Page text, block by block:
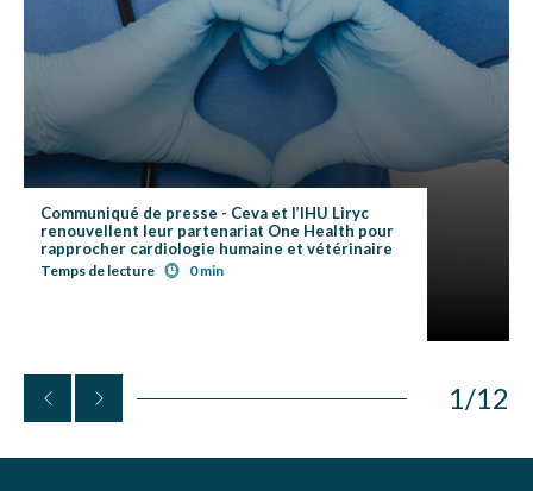
Communiqué de presse - Ceva et l’IHU Liryc
renouvellent leur partenariat One Health pour
rapprocher cardiologie humaine et vétérinaire
Temps de lecture 0 min
1/12